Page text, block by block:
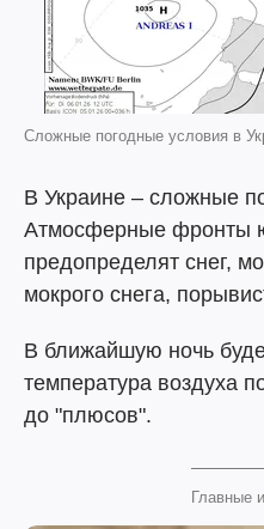
Сложные погодные условия в
В Украине – сложные
Атмосферные фронты
предопределят снег,
мокрого снега,
В ближайшую ночь
температура воздуха
до "плюсов".
Главные